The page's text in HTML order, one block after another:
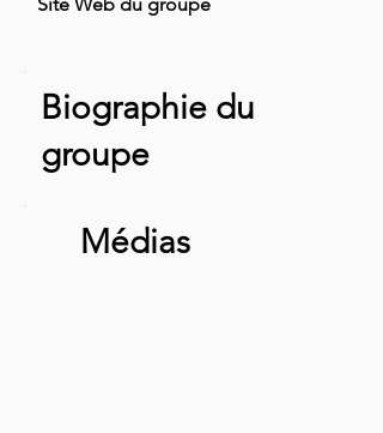
Biographie du
groupe
Médias